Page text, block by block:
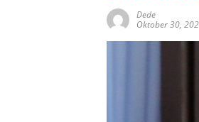
Dede
Oktober 30,